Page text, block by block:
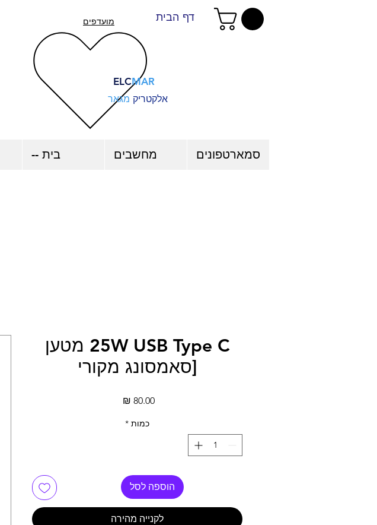
מועדפים דף הבית
ELCMAR
אלקטריק מגאר
סמארטפונים מחשבים בית --
25W USB Type C מטען
[סאמסונג מקורי
כמות *
הוספה לסל
לקנייה מהירה